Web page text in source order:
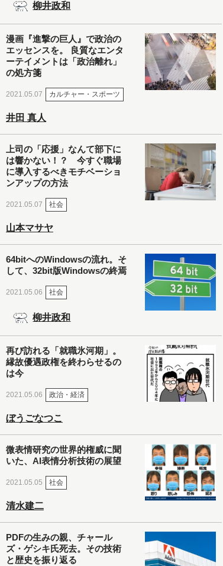
柳井政和
漫画『進撃の巨人』で政治の
エッセンスを。 良質なエンタ
ーテイメントは「政治離れ」
の処方箋
2021.05.07 カルチャー・スポーツ
井田 真人
上司の「応援」なんて部下に
は響かない！？ 今すぐ職場
に導入するべきモチベーショ
ンアップの方法
2021.05.07 社会
山本マサヤ
64bitへのWindowsの流れ。そ
して、32bit版Windowsの終焉
2021.05.06 社会
柳井政和
再び訪れる「就職氷河期」。
縁故優遇政権を終わらせるの
は今
2021.05.06 政治・経済
ぼうごなつこ
微表情研究の世界的権威に聞
いた、AI表情分析技術の展望
2021.05.05 社会
清水建二
PDFの生みの親、チャール
ズ・ゲシキ氏死去。その技術
と歴史を振り返る